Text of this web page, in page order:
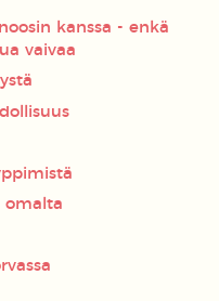
kanssa - enkä
vaivaa
omalta